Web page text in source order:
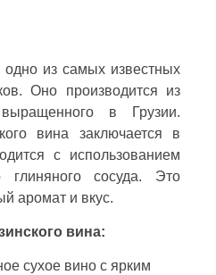
одно из самых известных
Оно производится из
в Грузии.
вина заключается в
с использованием
глиняного сосуда. Это
аромат и вкус.
вина:
сухое вино с ярким